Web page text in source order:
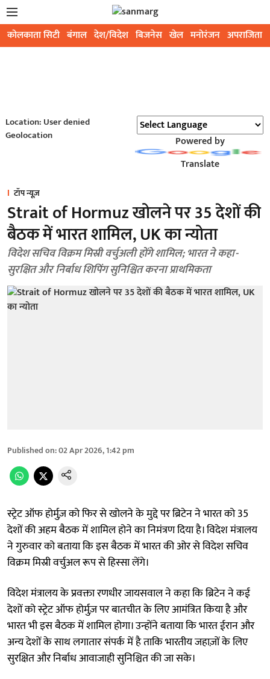
कोलकाता सिटी बंगाल देश/विदेश बिजनेस खेल मनोरंजन अपराजिता
Location: User denied
Geolocation
Powered by
Translate
टॉप न्यूज़
Strait of Hormuz खोलने पर 35 देशों की
बैठक में भारत शामिल, UK का न्योता
विदेश सचिव विक्रम मिस्री वर्चुअली होंगे शामिल; भारत ने कहा-
सुरक्षित और निर्बाध शिपिंग सुनिश्चित करना प्राथमिकता
Published on:02 Apr 2026, 1:42 pm
स्ट्रेट ऑफ होर्मुज़ को फिर से खोलने के मुद्दे पर ब्रिटेन ने भारत को 35
देशों की अहम बैठक में शामिल होने का निमंत्रण दिया है। विदेश मंत्रालय
ने गुरुवार को बताया कि इस बैठक में भारत की ओर से विदेश सचिव
विक्रम मिस्री वर्चुअल रूप से हिस्सा लेंगे।
विदेश मंत्रालय के प्रवक्ता रणधीर जायसवाल ने कहा कि ब्रिटेन ने कई
देशों को स्ट्रेट ऑफ होर्मुज़ पर बातचीत के लिए आमंत्रित किया है और
भारत भी इस बैठक में शामिल होगा। उन्होंने बताया कि भारत ईरान और
अन्य देशों के साथ लगातार संपर्क में है ताकि भारतीय जहाज़ों के लिए
सुरक्षित और निर्बाध आवाजाही सुनिश्चित की जा सके।